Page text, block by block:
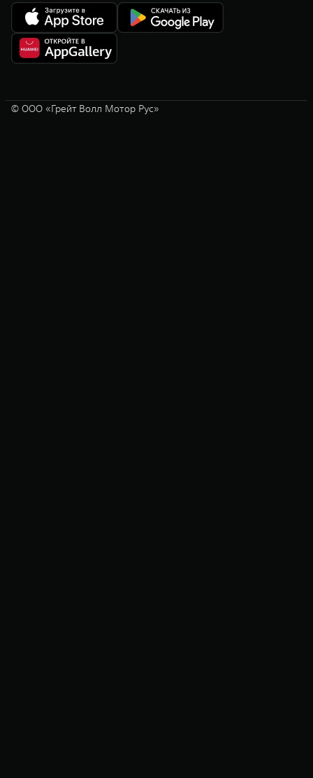
© ООО «Грейт Волл Мотор Рус»